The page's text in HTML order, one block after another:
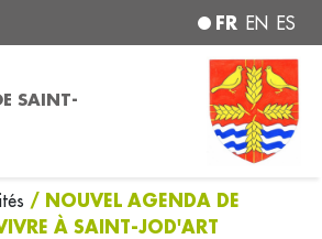
FR EN ES
SAINT-
/ NOUVEL AGENDA DE
À SAINT-JOD'ART